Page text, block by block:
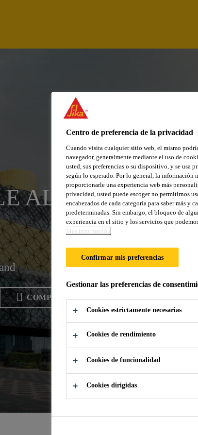
ALS
COMPARTIR
Centro de preferencia de la privacidad
Cuando visita cualquier sitio web, el mismo
navegador, generalmente mediante el uso de
usted, sus preferencias o su dispositivo, y se usa
según lo esperado. Por lo general, la
proporcionarle una experiencia web más
privacidad, usted puede escoger no permitirnos
encabezados de cada categoría para saber más y
predeterminadas. Sin embargo, el bloqueo de
experiencia en el sitio y los servicios que
Más información
Confirmar mis preferencias
Gestionar las preferencias de
Cookies estrictamente necesarias
Cookies de rendimiento
Cookies de funcionalidad
Cookies dirigidas